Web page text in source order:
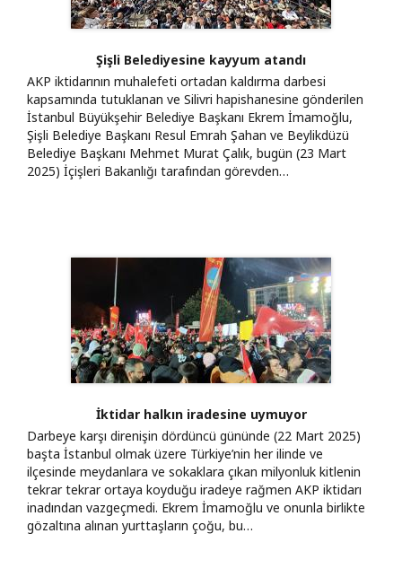
Şişli Belediyesine kayyum atandı
AKP iktidarının muhalefeti ortadan kaldırma darbesi
kapsamında tutuklanan ve Silivri hapishanesine gönderilen
İstanbul Büyükşehir Belediye Başkanı Ekrem İmamoğlu,
Şişli Belediye Başkanı Resul Emrah Şahan ve Beylikdüzü
Belediye Başkanı Mehmet Murat Çalık, bugün (23 Mart
2025) İçişleri Bakanlığı tarafından görevden…
İktidar halkın iradesine uymuyor
Darbeye karşı direnişin dördüncü gününde (22 Mart 2025)
başta İstanbul olmak üzere Türkiye’nin her ilinde ve
ilçesinde meydanlara ve sokaklara çıkan milyonluk kitlenin
tekrar tekrar ortaya koyduğu iradeye rağmen AKP iktidarı
inadından vazgeçmedi. Ekrem İmamoğlu ve onunla birlikte
gözaltına alınan yurttaşların çoğu, bu…